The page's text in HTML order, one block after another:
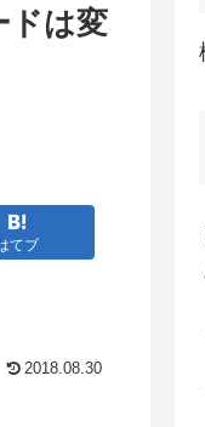
ドは変
てブ
2018.08.30